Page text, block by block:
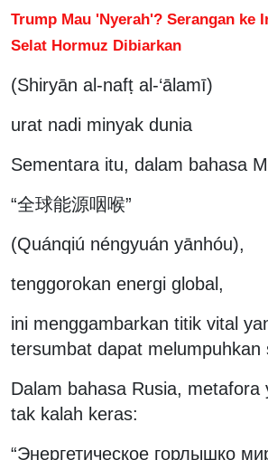
Trump Mau 'Nyerah'? Serangan ke
Selat Hormuz Dibiarkan
(Shiryān al-nafṭ al-‘ālamī)
urat nadi minyak dunia
Sementara itu, dalam bahasa
“全球能源咽喉”
(Quánqiú néngyuán yānhóu),
tenggorokan energi global,
ini menggambarkan titik vital
tersumbat dapat melumpuhkan
Dalam bahasa Rusia, metafora
tak kalah keras:
“Энергетическое горлышко